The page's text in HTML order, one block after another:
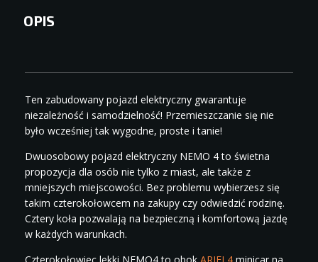
OPIS
Ten zabudowany pojazd elektryczny gwarantuje
niezależność i samodzielność! Przemieszczanie się nie
było wcześniej tak wygodne, proste i tanie!
Dwuosobowy pojazd elektryczny NEMO 4 to świetna
propozycja dla osób nie tylko z miast, ale także z
mniejszych miejscowości. Bez problemu wybierzesz się
takim czterokołowcem na zakupy czy odwiedzić rodzinę.
Cztery koła pozwalają na bezpieczną i komfortową jazdę
w każdych warunkach.